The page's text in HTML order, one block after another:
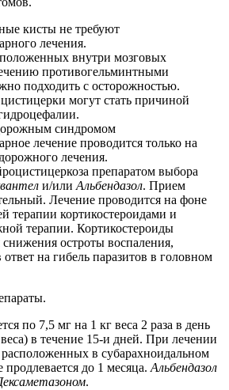
кисты не требуют
лечения.
внутри мозговых
противогельминтными
подходить с осторожностью.
могут стать причиной
синдромом
лечение проводится только на
лечения.
препаратом выбора
и/илиАльбендазол. Прием
Лечение проводится на фоне
терапии кортикостероидами и
терапии. Кортикостероиды
остроты воспаления,
на гибель паразитов в головном
по 7,5 мг на 1 кг веса 2 раза в день
в течение 15-и дней. При лечении
в субарахноидальном
продлевается до 1 месяца.Альбендазол
.